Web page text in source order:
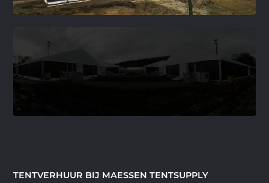
TENTVERHUUR BIJ MAESSEN TENTSUPPLY